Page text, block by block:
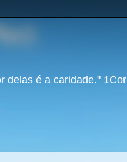
delas é a caridade." 1Cor